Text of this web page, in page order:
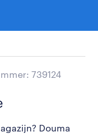
739124
Douma